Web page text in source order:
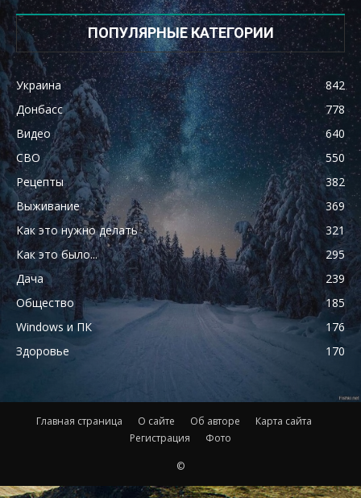
ПОПУЛЯРНЫЕ КАТЕГОРИИ
Украина
842
Донбасс
778
Видео
640
СВО
550
Рецепты
382
Выживание
369
Как это нужно делать
321
Как это было...
295
Дача
239
Общество
185
Windows и ПК
176
Здоровье
170
Главная страница О сайте Об авторе
Карта сайта
Регистрация
Фото
©